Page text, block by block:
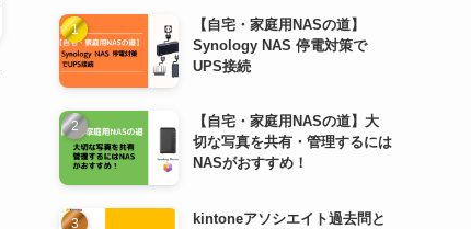
【自宅・家庭用NASの道】
Synology NAS 停電対策で
UPS接続
【自宅・家庭用NASの道】大
切な写真を共有・管理するには
NASがおすすめ！
kintoneアソシエイト過去問と